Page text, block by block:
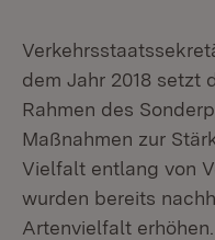
dem Jahr 2018 setzt
Rahmen des
Maßnahmen zur
Vielfalt entlang von
wurden bereits
Artenvielfalt